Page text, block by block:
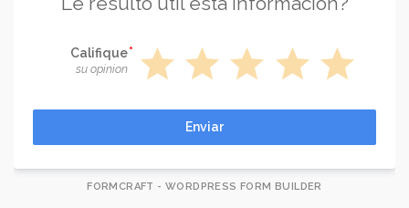
Califique
su opinion star star star star star
Enviar
FORMCRAFT - WORDPRESS FORM BUILDER